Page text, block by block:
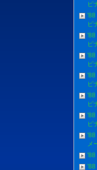
ピ
'88
ピ
'88
ピ
'88
ピ
'88
ピ
'88
ピ
'88
ピ
'88
メ
'88
'88